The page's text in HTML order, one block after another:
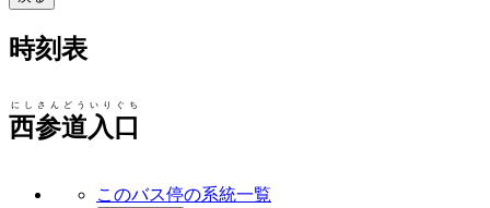
時刻表
西参道入口
にしさんどういりぐち
このバス停の系統一覧